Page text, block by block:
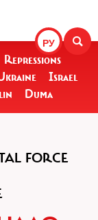
РУ
Repressions
Israel
Duma
FORCE